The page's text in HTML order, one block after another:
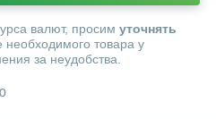
валют, просим уточнять
необходимого товара у
за неудобства.